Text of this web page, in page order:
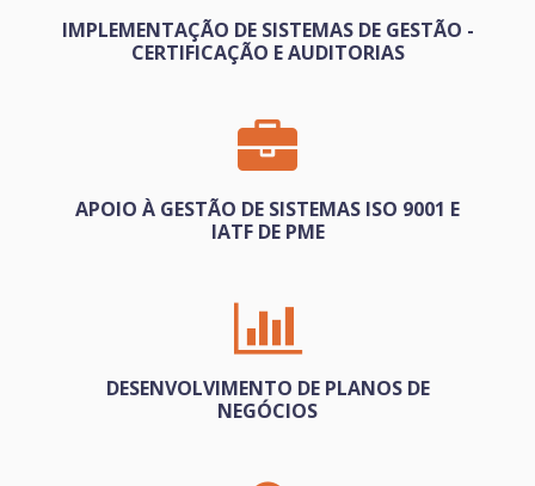
IMPLEMENTAÇÃO DE SISTEMAS DE GESTÃO -
CERTIFICAÇÃO E AUDITORIAS
APOIO À GESTÃO DE SISTEMAS ISO 9001 E
IATF DE PME
DESENVOLVIMENTO DE PLANOS DE
NEGÓCIOS